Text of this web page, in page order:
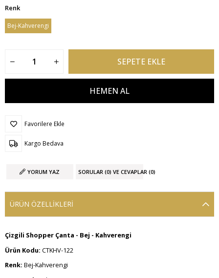
Renk
Bej-Kahverengi
Favorilere Ekle
Kargo Bedava
YORUM YAZ SORULAR (0) VE CEVAPLAR (0)
ÜRÜN ÖZELLIKLERI
Çizgili Shopper Çanta - Bej - Kahverengi
Ürün Kodu: CTKHV-122
Renk: Bej-Kahverengi